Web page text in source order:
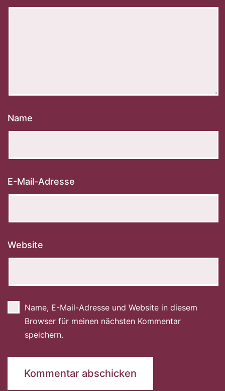
Name
E-Mail-Adresse
Website
Name, E-Mail-Adresse und Website in diesem
Browser für meinen nächsten Kommentar
speichern.